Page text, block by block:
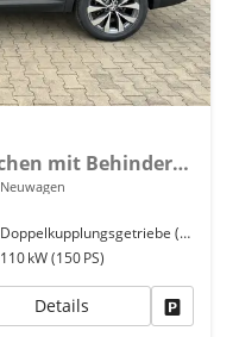
Selection Angebot f. Menschen mit Behinderung 100%! 2.0 TDI 150PS DSG, 17" Alu, Parksensoren v/h, Rückfahrkamera, 3-Zonen-Climatronic, SunSet, Sitzheizung, Side Assist, Fernlicht-Assist, Tempomat, Infotainment 10" + Smartlink, Virtual Cockpit, M-Leder
Neuwagen
Doppelkupplungsgetriebe (DSG)
110 kW (150 PS)
Details